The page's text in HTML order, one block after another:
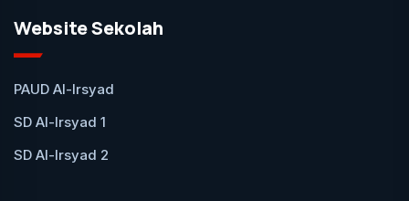
Website Sekolah
PAUD Al-Irsyad
SD Al-Irsyad 1
SD Al-Irsyad 2